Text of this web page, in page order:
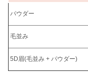
パウダー
毛並み
5D眉(毛並み + パウダー)